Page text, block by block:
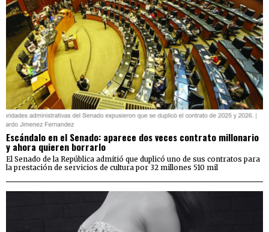
Escándalo en el Senado: aparece dos veces contrato millonario
y ahora quieren borrarlo
El Senado de la República admitió que duplicó uno de sus contratos para
la prestación de servicios de cultura por 32 millones 510 mil